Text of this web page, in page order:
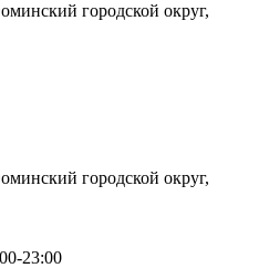
городской округ,
городской округ,
23:00